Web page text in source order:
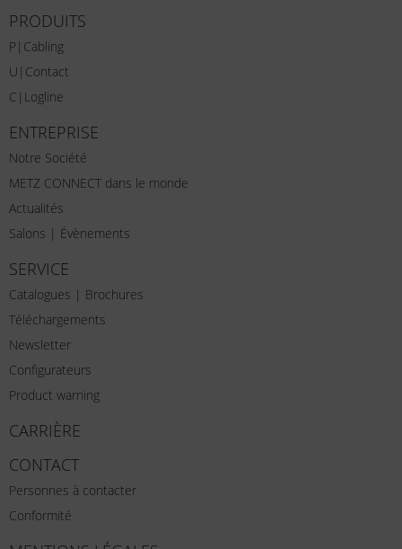
PRODUITS
P|Cabling
U|Contact
C|Logline
ENTREPRISE
Notre Société
METZ CONNECT dans le monde
Actualités
Salons | Évènements
SERVICE
Catalogues | Brochures
Téléchargements
Newsletter
Configurateurs
Product warning
CARRIÈRE
CONTACT
Personnes à contacter
Conformité